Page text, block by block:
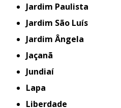
Jardim Paulista
Jardim São Luís
Jardim Ângela
Jaçanã
Jundiaí
Lapa
Liberdade